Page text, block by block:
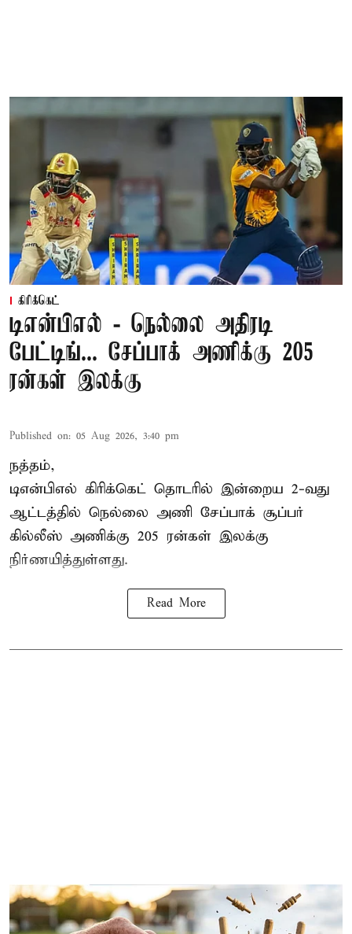
கிரிக்கெட்
டிஎன்பிஎல் - நெல்லை அதிரடி
பேட்டிங்... சேப்பாக் அணிக்கு 205
ரன்கள் இலக்கு
Published on: 05 Aug 2026, 3:40 pm
நத்தம்,
டிஎன்பிஎல் கிரிக்கெட் தொடரில் இன்றைய 2-வது
ஆட்டத்தில் நெல்லை அணி சேப்பாக் சூப்பர்
கில்லீஸ் அணிக்கு 205 ரன்கள் இலக்கு
நிர்ணயித்துள்ளது.
Read More